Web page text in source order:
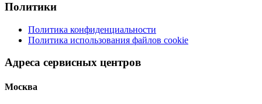
Политики
Политика конфиденциальности
Политика использования файлов cookie
Адреса сервисных центров
Москва